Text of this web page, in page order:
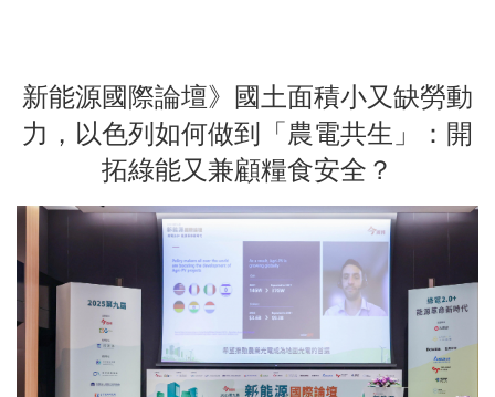
新能源國際論壇》國土面積小又缺勞動
力，以色列如何做到「農電共生」：開
拓綠能又兼顧糧食安全？